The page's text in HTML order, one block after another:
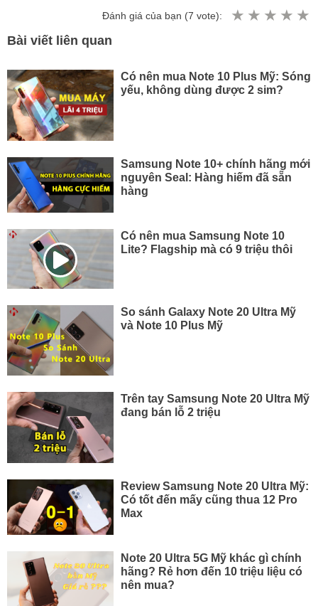
Đánh giá của bạn (7 vote):
Bài viết liên quan
Có nên mua Note 10 Plus Mỹ: Sóng
yếu, không dùng được 2 sim?
Samsung Note 10+ chính hãng mới
nguyên Seal: Hàng hiếm đã sẵn
hàng
Có nên mua Samsung Note 10
Lite? Flagship mà có 9 triệu thôi
So sánh Galaxy Note 20 Ultra Mỹ
và Note 10 Plus Mỹ
Trên tay Samsung Note 20 Ultra Mỹ
đang bán lỗ 2 triệu
Review Samsung Note 20 Ultra Mỹ:
Có tốt đến mấy cũng thua 12 Pro
Max
Note 20 Ultra 5G Mỹ khác gì chính
hãng? Rẻ hơn đến 10 triệu liệu có
nên mua?